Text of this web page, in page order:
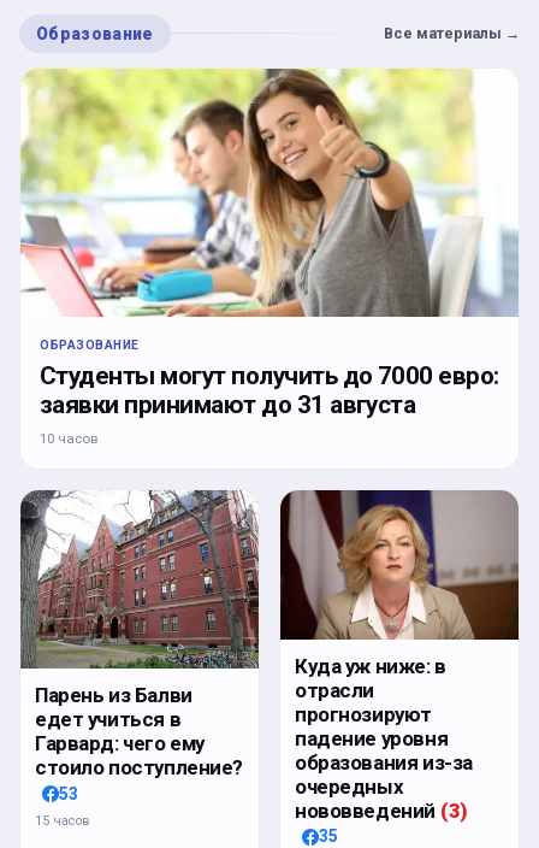
Образование Все материалы →
ОБРАЗОВАНИЕ
Студенты могут получить до 7000 евро:
заявки принимают до 31 августа
10 часов
Парень из Балви
едет учиться в
Гарвард: чего ему
стоило поступление?
53
15 часов
Куда уж ниже: в
отрасли
прогнозируют
падение уровня
образования из-за
очередных
нововведений (3)
35